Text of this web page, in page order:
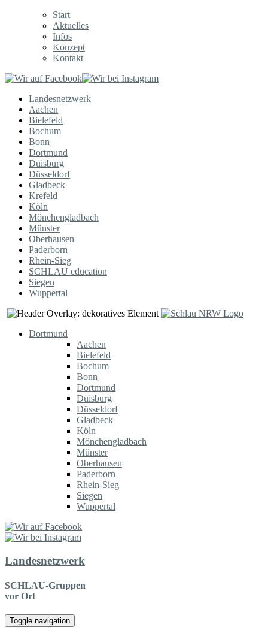
Start
Aktuelles
Infos
Konzept
Kontakt
Landesnetzwerk
Aachen
Bielefeld
Bochum
Bonn
Dortmund
Duisburg
Düsseldorf
Gladbeck
Krefeld
Köln
Mönchengladbach
Münster
Oberhausen
Paderborn
Rhein-Sieg
SCHLAU education
Siegen
Wuppertal
Dortmund
Aachen
Bielefeld
Bochum
Bonn
Dortmund
Duisburg
Düsseldorf
Gladbeck
Köln
Mönchengladbach
Münster
Oberhausen
Paderborn
Rhein-Sieg
Siegen
Wuppertal
Landesnetzwerk
SCHLAU-Gruppen
vor Ort
Toggle navigation